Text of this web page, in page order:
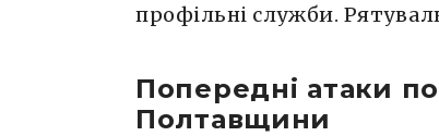
профільні служби.
Попередні атаки
Полтавщини